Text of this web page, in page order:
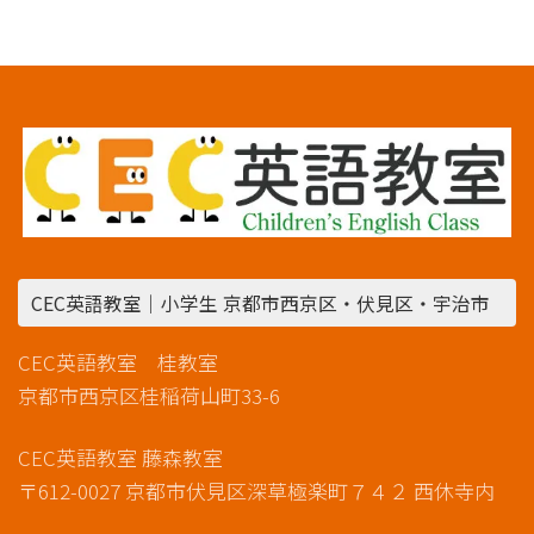
CEC英語教室｜小学生 京都市西京区・伏見区・宇治市
CEC英語教室 桂教室
京都市西京区桂稲荷山町33-6
CEC英語教室 藤森教室
〒612-0027 京都市伏見区深草極楽町７４２ 西休寺内